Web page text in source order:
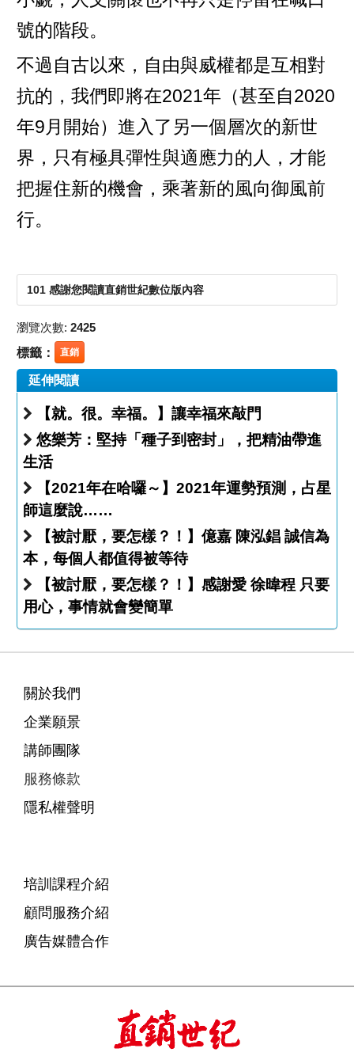
號的階段。
不過自古以來，自由與威權都是互相對
抗的，我們即將在2021年（甚至自2020
年9月開始）進入了另一個層次的新世
界，只有極具彈性與適應力的人，才能
把握住新的機會，乘著新的風向御風前
行。
101 感謝您閱讀直銷世紀數位版內容
瀏覽次數: 2425
標籤： 直銷
延伸閱讀
【就。很。幸福。】讓幸福來敲門
悠樂芳：堅持「種子到密封」，把精油帶進
生活
【2021年在哈囉～】2021年運勢預測，占星
師這麼說……
【被討厭，要怎樣？！】億嘉 陳泓錩 誠信為
本，每個人都值得被等待
【被討厭，要怎樣？！】感謝愛 徐暐程 只要
用心，事情就會變簡單
關於我們
企業願景
講師團隊
服務條款
隱私權聲明
培訓課程介紹
顧問服務介紹
廣告媒體合作